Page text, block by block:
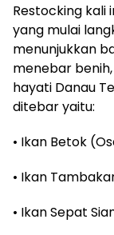
Restocking kali
yang mulai
menunjukkan
menebar
hayati Danau
ditebar yaitu:
• Ikan Betok
• Ikan
• Ikan Sepat